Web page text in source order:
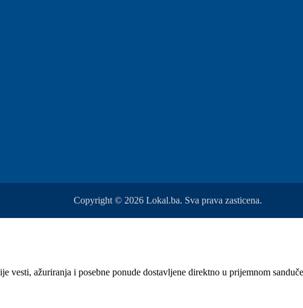
Copyright © 2026 Lokal.ba. Sva prava zasticena.
vesti, ažuriranja i posebne ponude dostavljene direktno u prijemnom